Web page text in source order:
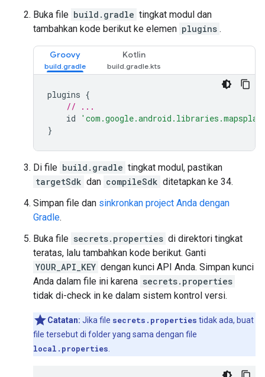
Buka file build.gradle tingkat modul dan
tambahkan kode berikut ke elemen plugins .
Groovy Kotlin
plugins {
// ...
id
}
Di file build.gradle tingkat modul, pastikan
targetSdk dan compileSdk ditetapkan ke 34.
Simpan file dan sinkronkan project Anda dengan
Gradle.
Buka file secrets.properties di direktori tingkat
teratas, lalu tambahkan kode berikut. Ganti
YOUR_API_KEY dengan kunci API Anda. Simpan kunci
Anda dalam file ini karena secrets.properties
tidak di-check in ke dalam sistem kontrol versi.
Catatan: Jika file secrets.properties tidak ada, buat
file tersebut di folder yang sama dengan file
local.properties